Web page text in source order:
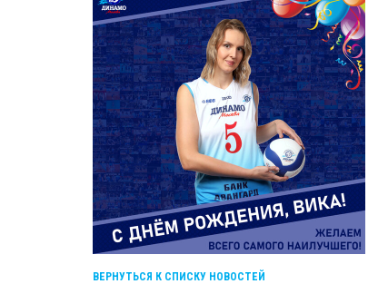
ВЕРНУТЬСЯ К СПИСКУ НОВОСТЕЙ